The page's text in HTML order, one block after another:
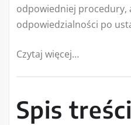
odpowiedniej procedury,
odpowiedzialności po
Czytaj więcej…
Spis